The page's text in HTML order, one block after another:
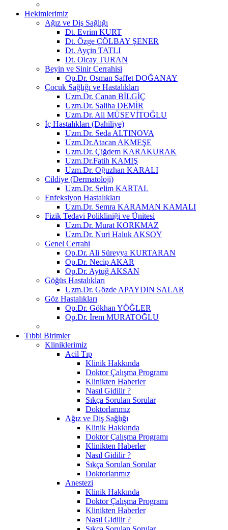
Hekimlerimiz
Ağız ve Diş Sağlığı
Dt. Evrim KURT
Dt. Özge ÇÖLBAY ŞENER
Dt. Ayçin TATLI
Dt. Olcay TURAN
Beyin ve Sinir Cerrahisi
Op.Dr. Osman Saffet DOĞANAY
Çocuk Sağlığı ve Hastalıkları
Uzm.Dr. Canan BİLGİÇ
Uzm.Dr. Saliha DEMİR
Uzm.Dr. Ali MÜSEVİTOĞLU
İç Hastalıkları (Dahiliye)
Uzm.Dr. Seda ALTINOVA
Uzm.Dr.Atacan AKMEŞE
Uzm.Dr. Çiğdem KARAKURAK
Uzm.Dr.Fatih KAMIŞ
Uzm.Dr. Oğuzhan KARALI
Cildiye (Dermatoloji)
Uzm.Dr. Selim KARTAL
Enfeksiyon Hastalıkları
Uzm.Dr. Semra KARAMAN KAMALI
Fizik Tedavi Polikliniği ve Ünitesi
Uzm.Dr. Murat KORKMAZ
Uzm.Dr. Nuri Haluk AKSOY
Genel Cerrahi
Op.Dr. Ali Süreyya KURTARAN
Op.Dr. Necip AKAR
Op.Dr. Aytuğ AKSAN
Göğüs Hastalıkları
Uzm.Dr. Gözde APAYDIN SALAR
Göz Hastalıkları
Op.Dr. Gökhan YÖĞLER
Op.Dr. İrem MURATOĞLU
Tıbbi Birimler
Kliniklerimiz
Acil Tıp
Klinik Hakkında
Doktor Çalışma Programı
Klinikten Haberler
Nasıl Gidilir ?
Sıkça Sorulan Sorular
Doktorlarımız
Ağız ve Diş Sağlığı
Klinik Hakkında
Doktor Çalışma Programı
Klinikten Haberler
Nasıl Gidilir ?
Sıkça Sorulan Sorular
Doktorlarımız
Anestezi
Klinik Hakkında
Doktor Çalışma Programı
Klinikten Haberler
Nasıl Gidilir ?